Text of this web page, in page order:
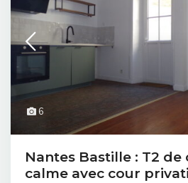
6
Nantes Bastille : T2 de
calme avec cour